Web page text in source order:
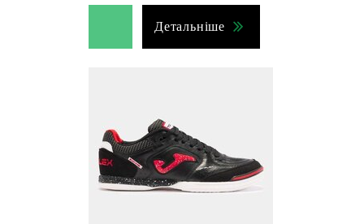
Детальніше